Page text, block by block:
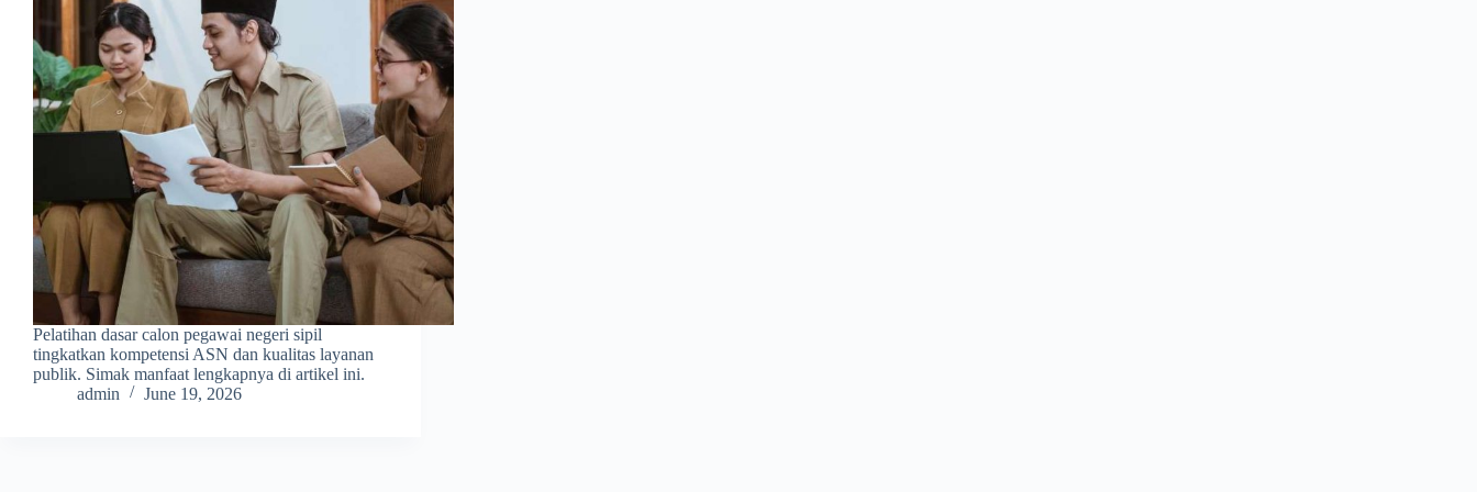
Pelatihan dasar calon pegawai negeri sipil
tingkatkan kompetensi ASN dan kualitas layanan
publik. Simak manfaat lengkapnya di artikel ini.
admin
June 19, 2026